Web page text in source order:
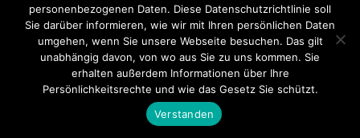
personenbezogenen Daten. Diese Datenschutzrichtlinie soll
Sie darüber informieren, wie wir mit Ihren persönlichen Daten
umgehen, wenn Sie unsere Webseite besuchen. Das gilt
unabhängig davon, von wo aus Sie zu uns kommen. Sie
erhalten außerdem Informationen über Ihre
Persönlichkeitsrechte und wie das Gesetz Sie schützt.
Verstanden